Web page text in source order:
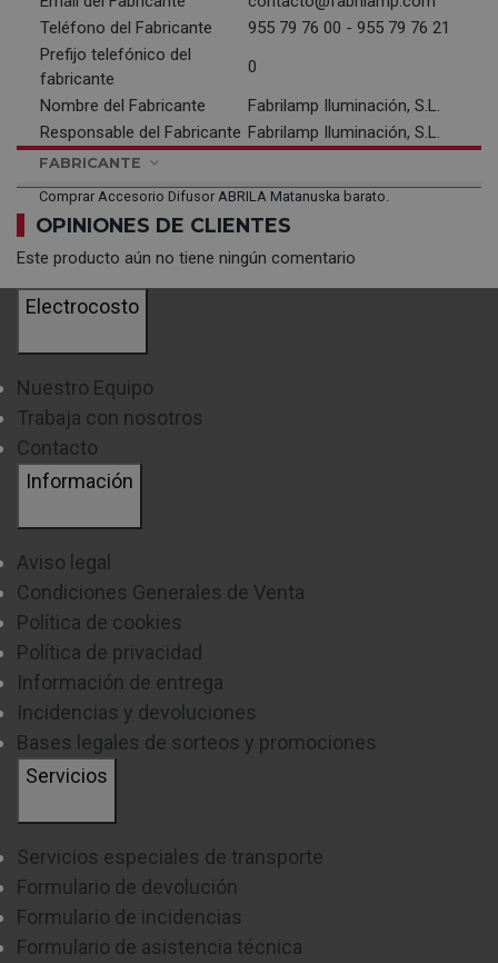
Teléfono del Fabricante
955 79 76 00 - 955 79 76 21
Prefijo telefónico del
fabricante
0
Nombre del Fabricante
Fabrilamp Iluminación, S.L.
Responsable del Fabricante Fabrilamp Iluminación, S.L.
FABRICANTE
Comprar Accesorio Difusor ABRILA Matanuska barato.
OPINIONES DE CLIENTES
Este producto aún no tiene ningún comentario
Electrocosto
Nuestro Equipo
Trabaja con nosotros
Contacto
Información
Aviso legal
Condiciones Generales de Venta
Política de cookies
Política de privacidad
Información de entrega
Incidencias y devoluciones
Bases legales de sorteos y promociones
Servicios
Servicios especiales de transporte
Formulario de devolución
Formulario de incidencias
Formulario de asistencia técnica